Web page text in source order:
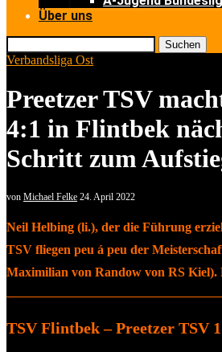
Über uns
Suchen
Verbandsliga Ost
Preetzer TSV
4:1 in Flintbek
Schritt zum
von Michael Felke 24. April 2022
Neil Helbing (li.), der die Führung
TSV fliegen peu á peu der
Maximilian von Randow von RS Kiel).
TSV Flintbek – Preetzer TSV